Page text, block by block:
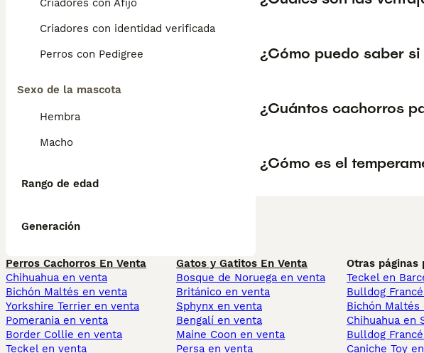
Criadores con Afijo
Criadores con identidad verificada
Perros con Pedigree
Sexo de la mascota
Hembra
Macho
Rango de edad
Generación
¿Cómo puedo saber
¿Cuántos cachorros
¿Cómo es el
Perros Cachorros En Venta
Chihuahua en venta
Bichón Maltés en venta
Yorkshire Terrier en venta
Pomerania en venta
Border Collie en venta
Teckel en venta
Gatos y Gatitos En Venta
Bosque de Noruega en venta
Británico en venta
Sphynx en venta
Bengalí en venta
Maine Coon en venta
Persa en venta
Otras páginas
Teckel en
Bulldog
Bichón Maltés
Chihuahua en
Bulldog
Caniche Toy